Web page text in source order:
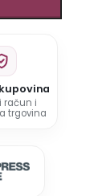
račun i
trgovina